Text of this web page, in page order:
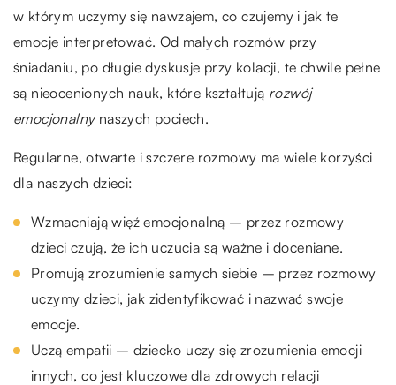
w którym uczymy się nawzajem, co czujemy i jak te
emocje interpretować. Od małych rozmów przy
śniadaniu, po długie dyskusje przy kolacji, te chwile pełne
są nieocenionych nauk, które kształtują rozwój
emocjonalnynaszych pociech.
Regularne, otwarte i szczere rozmowy ma wiele korzyści
dla naszych dzieci:
Wzmacniają więź emocjonalną – przez rozmowy
dzieci czują, że ich uczucia są ważne i doceniane.
Promują zrozumienie samych siebie – przez rozmowy
uczymy dzieci, jak zidentyfikować i nazwać swoje
emocje.
Uczą empatii – dziecko uczy się zrozumienia emocji
innych, co jest kluczowe dla zdrowych relacji